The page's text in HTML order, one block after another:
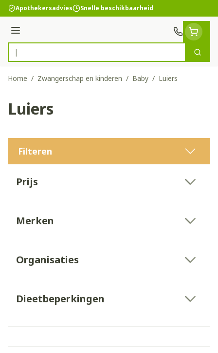
Ga naar de inhoud
Apothekersadvies Snelle beschikbaarheid
Menu
Product, merk, categorie...
Zoek
Home / Zwangerschap en kinderen / Baby / Luiers
Luiers
Filteren
Prijs
Merken
Organisaties
Dieetbeperkingen